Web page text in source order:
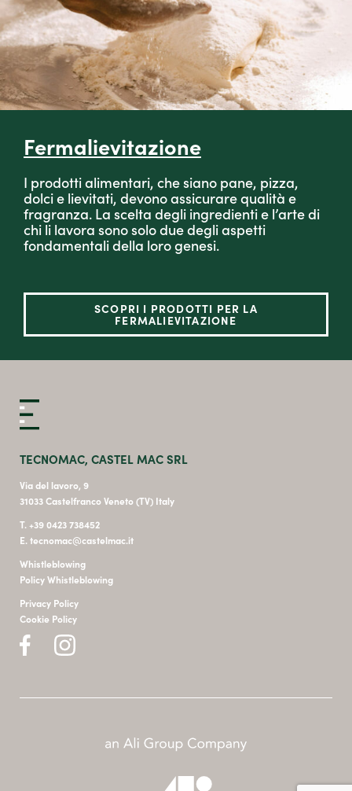
Fermalievitazione
I prodotti alimentari, che siano pane, pizza,
dolci e lievitati, devono assicurare qualità e
fragranza. La scelta degli ingredienti e l’arte di
chi li lavora sono solo due degli aspetti
fondamentali della loro genesi.
SCOPRI I PRODOTTI PER LA
FERMALIEVITAZIONE
TECNOMAC, CASTEL MAC SRL
Via del lavoro, 9
31033 Castelfranco Veneto (TV) Italy
T. +39 0423 738452
E. tecnomac@castelmac.it
Whistleblowing
Policy Whistleblowing
Privacy Policy
Cookie Policy